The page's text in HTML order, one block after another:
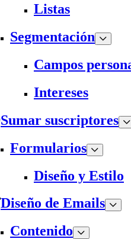
Listas
Segmentación
Campos
Intereses
Sumar suscriptores
Formularios
Diseño y Estilo
Diseño de Emails
Contenido